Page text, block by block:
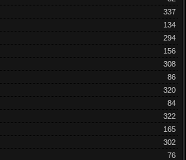
337
134
294
156
308
86
320
84
322
165
302
76